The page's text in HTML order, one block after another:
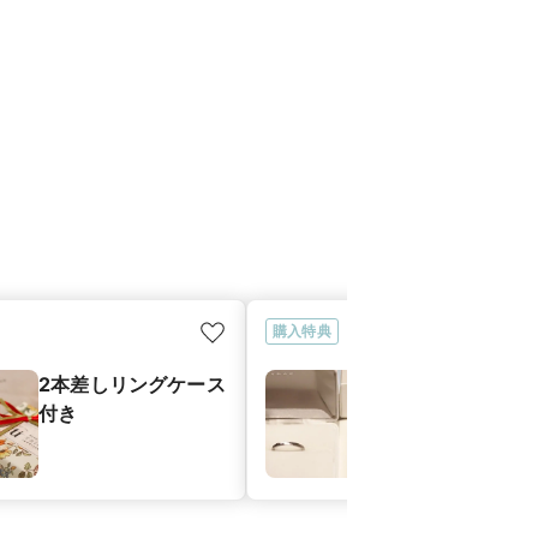
2本差しリングケース
付き
購入特典